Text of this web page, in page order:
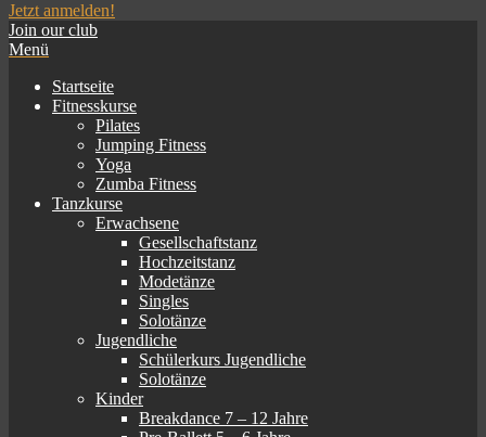
Jetzt anmelden!
Tanzwerk Konstanz
Hier tanzt Konstanz!
Join our club
Menü
Startseite
Fitnesskurse
Pilates
Jumping Fitness
Yoga
Zumba Fitness
Tanzkurse
Erwachsene
Gesellschaftstanz
Hochzeitstanz
Modetänze
Singles
Solotänze
Jugendliche
Schülerkurs Jugendliche
Solotänze
Kinder
Breakdance 7 – 12 Jahre